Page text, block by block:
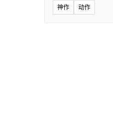
神作 动作